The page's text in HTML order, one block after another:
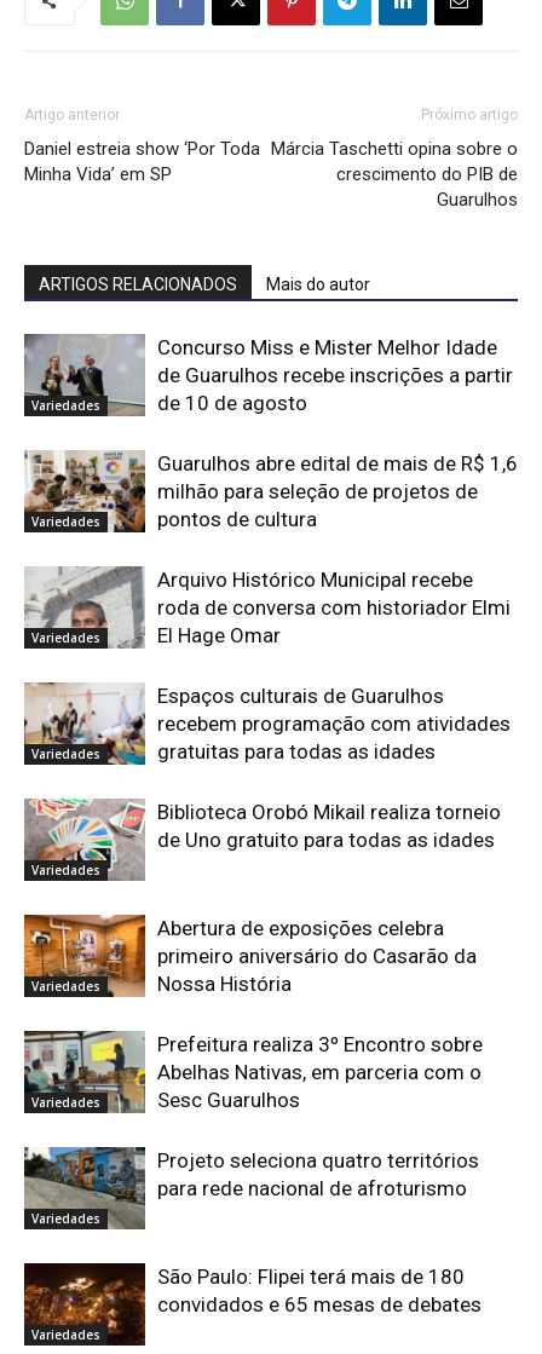
Artigo anterior
Daniel estreia show ‘Por Toda
Minha Vida’ em SP
Próximo artigo
Márcia Taschetti opina sobre o
crescimento do PIB de
Guarulhos
ARTIGOS RELACIONADOS Mais do autor
Variedades
Concurso Miss e Mister Melhor Idade
de Guarulhos recebe inscrições a partir
de 10 de agosto
Variedades
Guarulhos abre edital de mais de R$ 1,6
milhão para seleção de projetos de
pontos de cultura
Variedades
Arquivo Histórico Municipal recebe
roda de conversa com historiador Elmi
El Hage Omar
Variedades
Espaços culturais de Guarulhos
recebem programação com atividades
gratuitas para todas as idades
Variedades
Biblioteca Orobó Mikail realiza torneio
de Uno gratuito para todas as idades
Variedades
Abertura de exposições celebra
primeiro aniversário do Casarão da
Nossa História
Variedades
Prefeitura realiza 3º Encontro sobre
Abelhas Nativas, em parceria com o
Sesc Guarulhos
Variedades
Projeto seleciona quatro territórios
para rede nacional de afroturismo
Variedades
São Paulo: Flipei terá mais de 180
convidados e 65 mesas de debates